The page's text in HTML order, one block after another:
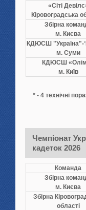
«Сіті
Кіровоградська
Збірна
м. Києва
КДЮСШ "Україна"-
м. Суми
КДЮСШ
м. Київ
* - 4 технічні
Чемпіонат
кадеток 2026
Команда
Збірна
м. Києва
Збірна
області